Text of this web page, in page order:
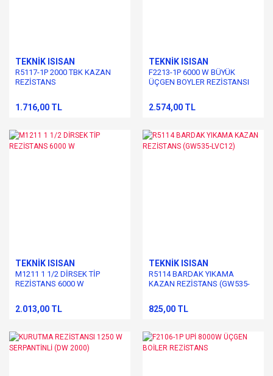
TEKNİK ISISAN
R5117-1P 2000 TBK KAZAN
REZİSTANS
1.716,00 TL
TEKNİK ISISAN
F2213-1P 6000 W BÜYÜK
ÜÇGEN BOYLER REZİSTANSI
2.574,00 TL
TEKNİK ISISAN
M1211 1 1/2 DİRSEK TİP
REZİSTANS 6000 W
2.013,00 TL
TEKNİK ISISAN
R5114 BARDAK YIKAMA
KAZAN REZİSTANS (GW535-
825,00 TL